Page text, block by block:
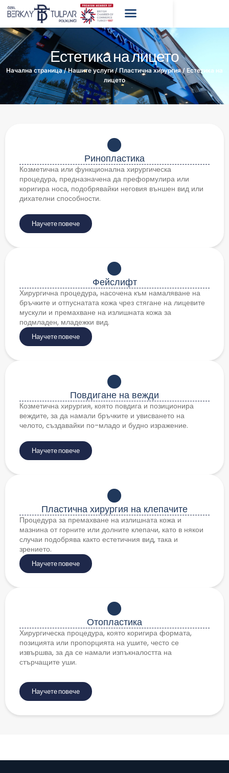
Естетика на лицето
Начална страница/Нашите услуги/Пластична хирургия/ Естетика на
лицето
Ринопластика
Козметична или функционална хирургическа
процедура, предназначена да преформулира или
коригира носа, подобрявайки неговия външен вид или
дихателни способности.
Научете повече
Фейслифт
Хирургична процедура, насочена към намаляване на
бръчките и отпуснатата кожа чрез стягане на лицевите
мускули и премахване на излишната кожа за
подмладен, младежки вид.
Научете повече
Повдигане на вежди
Козметична хирургия, която повдига и позиционира
веждите, за да намали бръчките и увисването на
челото, създавайки по-младо и будно изражение.
Научете повече
Пластична хирургия на клепачите
Процедура за премахване на излишната кожа и
мазнина от горните или долните клепачи, като в някои
случаи подобрява както естетичния вид, така и
зрението.
Научете повече
Отопластика
Хирургическа процедура, която коригира формата,
позицията или пропорцията на ушите, често се
извършва, за да се намали изпъкналостта на
стърчащите уши.
Научете повече